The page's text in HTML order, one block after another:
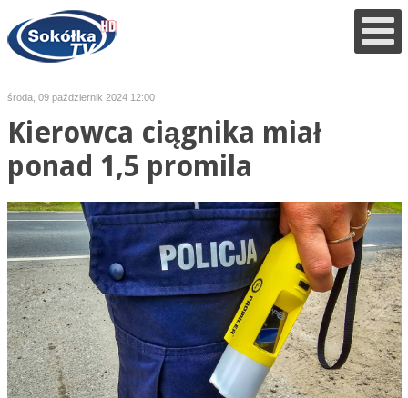
środa, 09 październik 2024 12:00
Kierowca ciągnika miał
ponad 1,5 promila